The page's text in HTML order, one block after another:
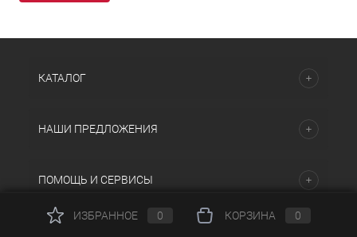
КАТАЛОГ
НАШИ ПРЕДЛОЖЕНИЯ
ПОМОЩЬ И СЕРВИСЫ
ИЗБРАННОЕ 0 КОРЗИНА 0